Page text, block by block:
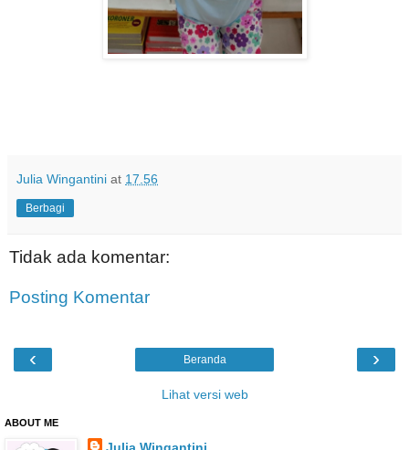
Julia Wingantini at 17.56
Berbagi
Tidak ada komentar:
Posting Komentar
‹ ›
Beranda
Lihat versi web
ABOUT ME